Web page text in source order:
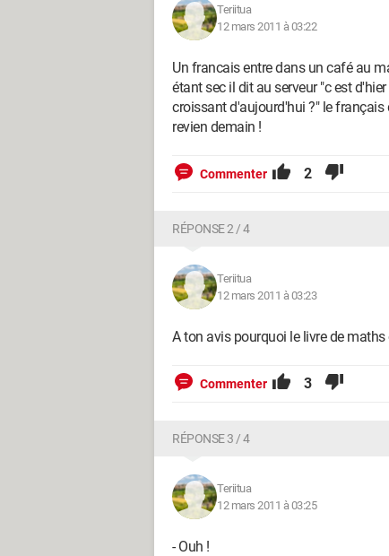
Teriitua
12 mars 2011 à 03:22
Un francais entre dans un café au
étant sec il dit au serveur "c est
croissant d'aujourd'hui ?" le
revien demain !
Commenter 2
RÉPONSE 2 / 4
Teriitua
12 mars 2011 à 03:23
A ton avis pourquoi le livre de
Commenter 3
RÉPONSE 3 / 4
Teriitua
12 mars 2011 à 03:25
- Ouh !